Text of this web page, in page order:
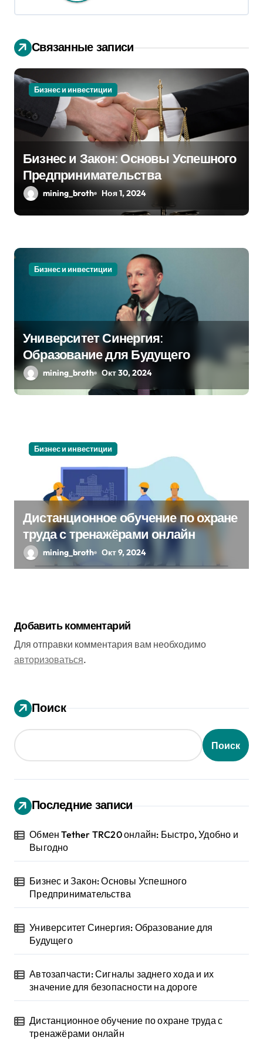
я
п
о
з
а
п
и
я
Связанные записи
Бизнес и инвестиции
Бизнес и Закон: Основы Успешного
Предпринимательства
mining_broth Ноя 1, 2024
Бизнес и инвестиции
Университет Синергия:
Образование для Будущего
mining_broth Окт 30, 2024
Бизнес и инвестиции
Дистанционное обучение по охране
труда с тренажёрами онлайн
mining_broth Окт 9, 2024
Добавить комментарий
Для отправки комментария вам необходимо
авторизоваться.
Поиск
Поиск
Последние записи
Обмен Tether TRC20 онлайн: Быстро, Удобно и
Выгодно
Бизнес и Закон: Основы Успешного
Предпринимательства
Университет Синергия: Образование для
Будущего
Автозапчасти: Сигналы заднего хода и их
значение для безопасности на дороге
Дистанционное обучение по охране труда с
тренажёрами онлайн